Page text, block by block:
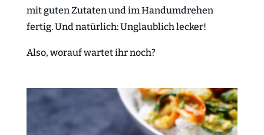
mit guten Zutaten und im Handumdrehen
fertig. Und natürlich: Unglaublich lecker!
Also, worauf wartet ihr noch?